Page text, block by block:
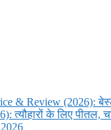
& Review (2026):
त्यौहारों के लिए पीतल,